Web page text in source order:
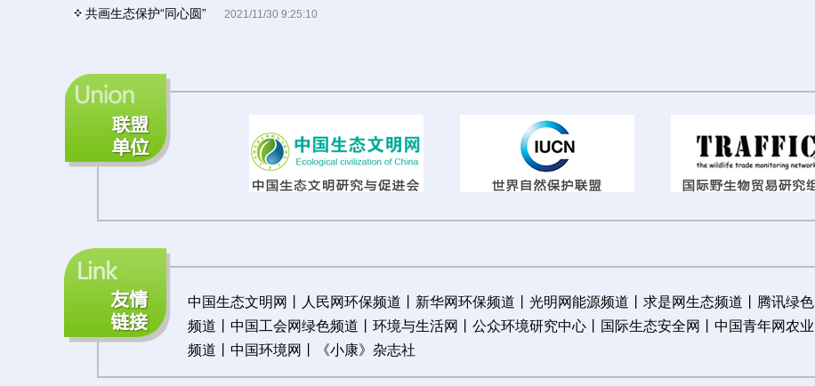
共画生态保护“同心圆” 2021/11/30 9:25:10
中国生态文明网 人民网环保频道 新华网环保频道 光明网能源频道 求是网生态频道
腾讯绿色
频道
中国工会网绿色频道 环境与生活网 公众环境研究中心 国际生态安全网
中国青年网农业
频道
中国环境网 丨《小康》杂志社